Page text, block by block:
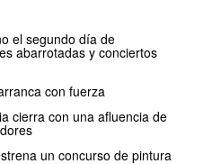
el segundo día de
abarrotadas y conciertos
con fuerza
cierra con una afluencia de
un concurso de pintura